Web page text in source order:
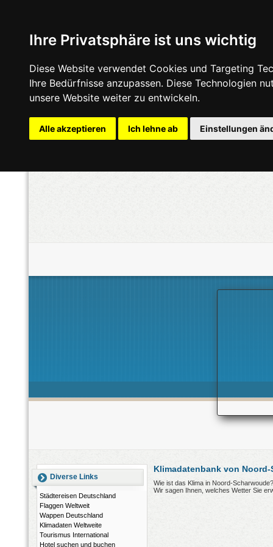
Ihre Privatsphäre ist uns wichtig
Diese Website verwendet Cookies und Targeting
Ihre Bedürfnisse anzupassen. Diese Technologien
unsere Website weiter zu entwickeln.
Alle akzeptieren Ich lehne ab Einstellungen
Diverse Links
Städtereisen Deutschland
Flaggen Weltweit
Wappen Deutschland
Klimadaten Weltweite
Tourismus International
Hotel suchen und buchen
Klimadatenbank von
Wie ist das Klima in Noord-
Wir sagen Ihnen, welches Wetter Sie